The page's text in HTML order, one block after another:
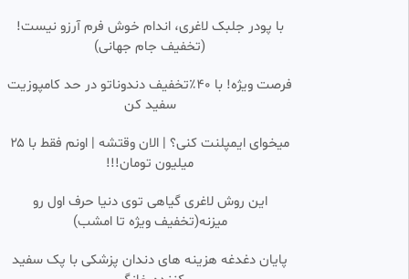
فیلم سینمایی خارجی هیچکس ۲
(دوبله فارسی) | رایگان
•
خدیجه
• 4 ماه پیش
1:44:09 فیلم سینمایی ایرانی دل شکسته
586 بازدید •
با پودر جلبک لاغری، اندام خوش فرم آرزو نیست!
(تخفیف جام جهانی)
فرصت ویژه! با 40٪تخفیف دندوناتو در حد کامپوزیت
سفید کن
میخوای ایمپلنت کنی؟ | الان وقتشه | اونم فقط با ۲۵
میلیون تومان!!!
این روش لاغری گیاهی توی دنیا حرف اول رو
میزنه(تخفیف ویژه تا امشب)
پایان دغدغه هزینه های دندان پزشکی با پک سفید